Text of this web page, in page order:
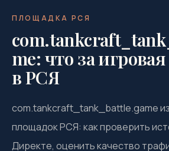
ПЛОЩАДКА РСЯ
me: что за
в РСЯ
com.tankcraft_tank_battle.game
площадок РСЯ: как проверить
Директе, оценить качество